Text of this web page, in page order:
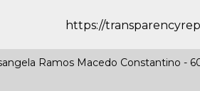
https://
Ramos Macedo Constantino -